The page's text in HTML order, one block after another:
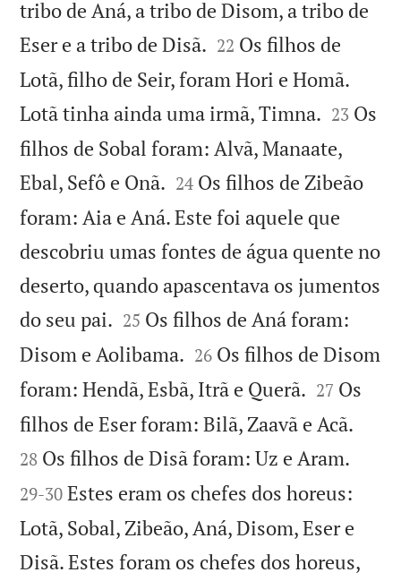
tribo de Aná, a tribo de Disom, a tribo de
Eser e a tribo de Disã. 

22 Os filhos de
Lotã, filho de Seir, foram Hori e Homã.
Lotã tinha ainda uma irmã, Timna. 

23 Os
filhos de Sobal foram: Alvã, Manaate,
Ebal, Sefô e Onã. 

24 Os filhos de Zibeão
foram: Aia e Aná. Este foi aquele que
descobriu umas fontes de água quente no
deserto, quando apascentava os jumentos
do seu pai. 

25 Os filhos de Aná foram:
Disom e Aolibama. 

26 Os filhos de Disom
foram: Hendã, Esbã, Itrã e Querã. 

27 Os
filhos de Eser foram: Bilã, Zaavã e Acã.
28 Os filhos de Disã foram: Uz e Aram.
29-30 Estes eram os chefes dos horeus:
Lotã, Sobal, Zibeão, Aná, Disom, Eser e
Disã. Estes foram os chefes dos horeus,